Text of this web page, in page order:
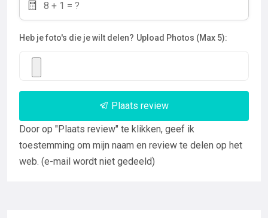
Heb je foto's die je wilt delen? Upload Photos (Max 5):
Plaats review
Door op "Plaats review" te klikken, geef ik
toestemming om mijn naam en review te delen op het
web. (e-mail wordt niet gedeeld)